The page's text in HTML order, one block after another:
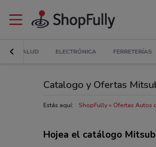
Y SALUD ELECTRÓNICA FERRETERÍAS
Catalogo y Ofertas
Estás aquí: ShopFully Ofertas Autos
Hojea el catálogo